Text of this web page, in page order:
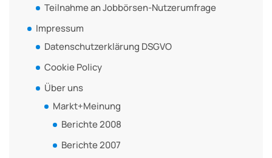
Teilnahme an Jobbörsen-Nutzerumfrage
Impressum
Datenschutzerklärung DSGVO
Cookie Policy
Über uns
Markt+Meinung
Berichte 2008
Berichte 2007